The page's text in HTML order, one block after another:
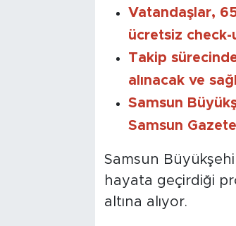
Vatandaşlar,
ücretsiz
Takip
alınacak ve
Samsun
Samsun
Samsun
hayata geçirdiği
altına alıyor.